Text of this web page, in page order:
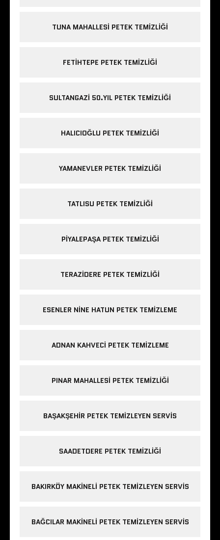
TUNA MAHALLESI PETEK TEMIZLIĞI
FETIHTEPE PETEK TEMIZLIĞI
SULTANGAZI 50.YIL PETEK TEMIZLIĞI
HALICIOĞLU PETEK TEMIZLIĞI
YAMANEVLER PETEK TEMIZLIĞI
TATLISU PETEK TEMIZLIĞI
PIYALEPAŞA PETEK TEMIZLIĞI
TERAZIDERE PETEK TEMIZLIĞI
ESENLER NINE HATUN PETEK TEMIZLEME
ADNAN KAHVECI PETEK TEMIZLEME
PINAR MAHALLESI PETEK TEMIZLIĞI
BAŞAKŞEHIR PETEK TEMIZLEYEN SERVIS
SAADETDERE PETEK TEMIZLIĞI
BAKIRKÖY MAKINELI PETEK TEMIZLEYEN SERVIS
BAĞCILAR MAKINELI PETEK TEMIZLEYEN SERVIS